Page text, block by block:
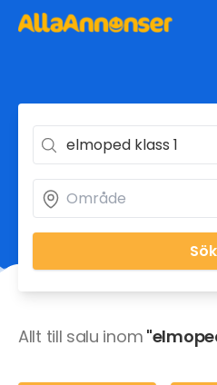
Sök
Allt till salu inom